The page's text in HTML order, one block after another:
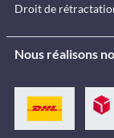
Droit de
Nous réalisons